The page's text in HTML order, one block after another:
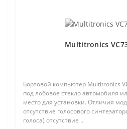
Multitronics
Бортовой компьютер Multitronics
под лобовое стекло автомобиля
место для установки. Отличия
отсутствие голосового
голоса) отсутствие ..